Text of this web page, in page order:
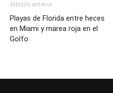
Artículo anterior
Playas de Florida entre heces
en Miami y marea roja en el
Golfo